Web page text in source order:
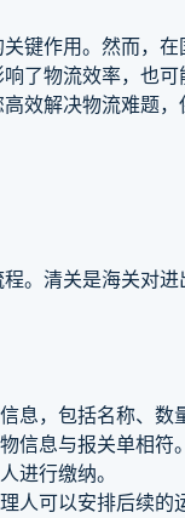
键作用。然而，
了物流效率，也
解决物流难题
清关是海关对
息，包括名称、数
信息与报关单相符。
进行缴纳。
人可以安排后续的